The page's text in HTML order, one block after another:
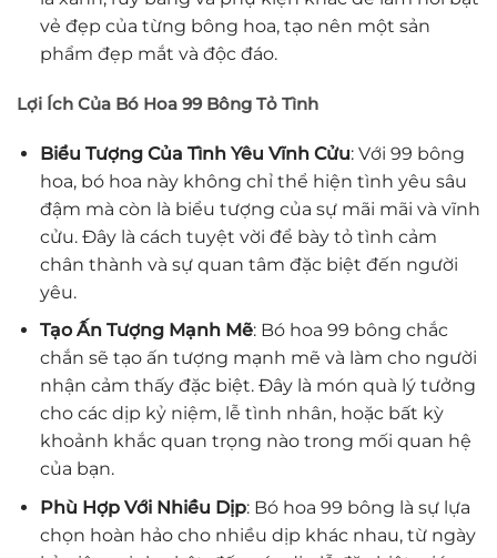
vẻ đẹp của từng bông hoa, tạo nên một sản
phẩm đẹp mắt và độc đáo.
Lợi Ích Của Bó Hoa 99 Bông Tỏ Tình
Biểu Tượng Của Tình Yêu Vĩnh Cửu: Với 99 bông
hoa, bó hoa này không chỉ thể hiện tình yêu sâu
đậm mà còn là biểu tượng của sự mãi mãi và vĩnh
cửu. Đây là cách tuyệt vời để bày tỏ tình cảm
chân thành và sự quan tâm đặc biệt đến người
yêu.
Tạo Ấn Tượng Mạnh Mẽ: Bó hoa 99 bông chắc
chắn sẽ tạo ấn tượng mạnh mẽ và làm cho người
nhận cảm thấy đặc biệt. Đây là món quà lý tưởng
cho các dịp kỷ niệm, lễ tình nhân, hoặc bất kỳ
khoảnh khắc quan trọng nào trong mối quan hệ
của bạn.
Phù Hợp Với Nhiều Dịp: Bó hoa 99 bông là sự lựa
chọn hoàn hảo cho nhiều dịp khác nhau, từ ngày